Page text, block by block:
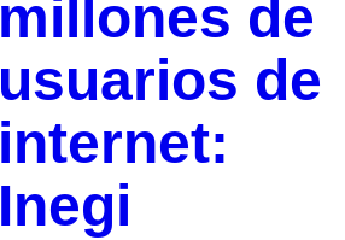
millones de
usuarios de
internet:
Inegi